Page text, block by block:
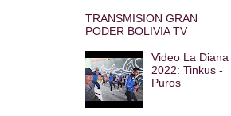
TRANSMISION GRAN
PODER BOLIVIA TV
Video La Diana
2022: Tinkus -
Puros